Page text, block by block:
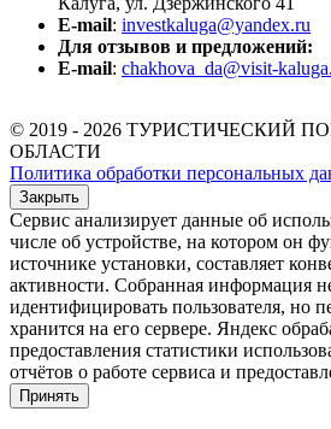
E-mail: investkaluga@yandex.ru
Для отзывов и предложений:
E-mail: chakhova_da@visit-
© 2019 - 2026 ТУРИСТИЧЕСКИЙ
ОБЛАСТИ
Политика обработки персональных
Закрыть
Сервис анализирует данные об
числе об устройстве, на котором он
источнике установки, составляет
активности. Собранная информация
идентифицировать пользователя, но
хранится на его сервере. Яндекс
предоставления статистики
отчётов о работе сервиса и
Принять